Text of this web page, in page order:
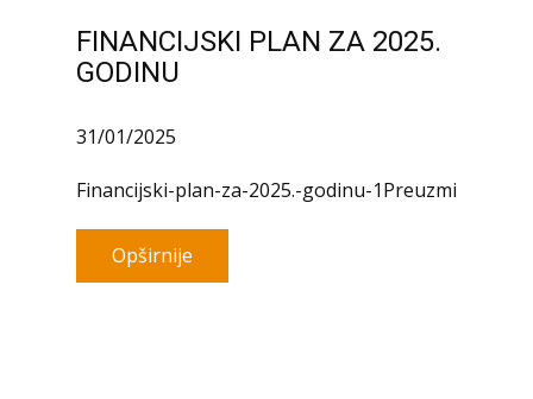
FINANCIJSKI PLAN ZA 2025.
GODINU
31/01/2025
Financijski-plan-za-2025.-godinu-1Preuzmi
Opširnije